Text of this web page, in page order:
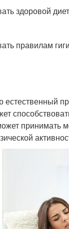
здоровой
правилам
естественный
принимать